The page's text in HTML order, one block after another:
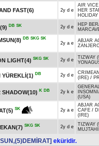
FAST(6) 2y d e
AIR
HER
DB SK 2y d e HEP
DB SKG SK
2y a e ABJAR
LIGHT(4) SKG SK 2y d e TIZWAY
YÜREKLİ(1) DB 2y d e
(IRE) /
SHADOW(10) K DB 2y k e
(USA)
SK 2y a e
ABJAR
CAFE /
(IRE)
SKG SK 2y d e TIZWAY
eküridir.